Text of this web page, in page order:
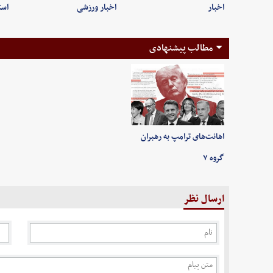
اخبار اخبار ورزشی
مطالب پیشنهادی
اهانت‌های ترامپ به رهبران
گروه ۷
ارسال نظر